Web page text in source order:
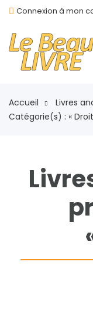
Connexion à mon
Accueil
Livres
Catégorie(s) : «